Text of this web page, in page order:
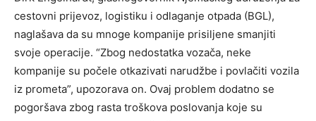
cestovni prijevoz, logistiku i odlaganje otpada (BGL),
naglašava da su mnoge kompanije prisiljene smanjiti
svoje operacije. “Zbog nedostatka vozača, neke
kompanije su počele otkazivati narudžbe i povlačiti vozila
iz prometa”, upozorava on. Ovaj problem dodatno se
pogoršava zbog rasta troškova poslovanja koje su